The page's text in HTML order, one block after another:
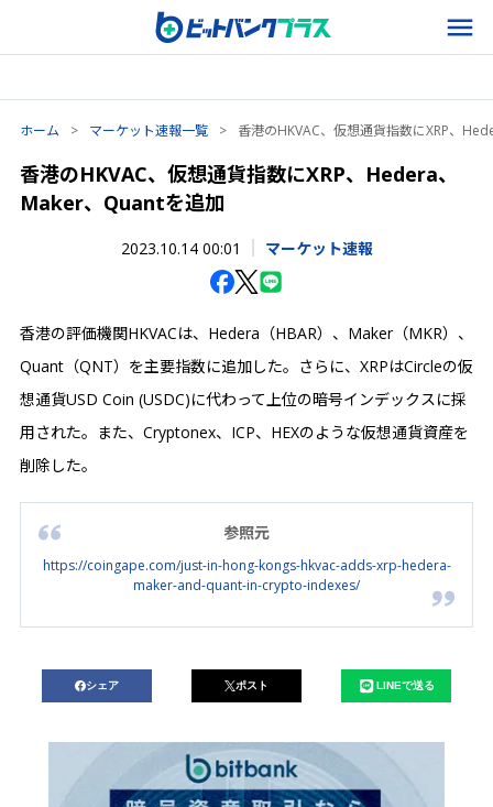
ホーム > マーケット速報一覧 > 香港のHKVAC、仮想通貨指数にXRP、
香港のHKVAC、仮想通貨指数にXRP、Hedera、
Maker、Quantを追加
2023.10.14 00:01 マーケット速報
香港の評価機関HKVACは、Hedera（HBAR）、Maker（MKR）、
Quant（QNT）を主要指数に追加した。さらに、XRPはCircleの仮
想通貨USD Coin (USDC)に代わって上位の暗号インデックスに採
用された。また、Cryptonex、ICP、HEXのような仮想通貨資産を
削除した。
参照元
https://coingape.com/just-in-hong-kongs-hkvac-adds-xrp-hedera-
maker-and-quant-in-crypto-indexes/
シェア ポスト LINEで送る